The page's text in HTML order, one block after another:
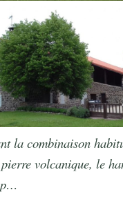
la combinaison
volcanique, le